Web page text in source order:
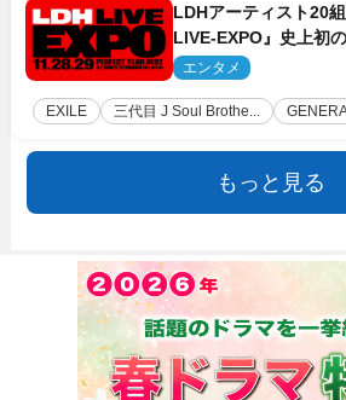
LDHアーティスト20
LIVE‐EXPO』史上初
エンタメ
EXILE 三代目 J Soul Brothe...
もっと見る